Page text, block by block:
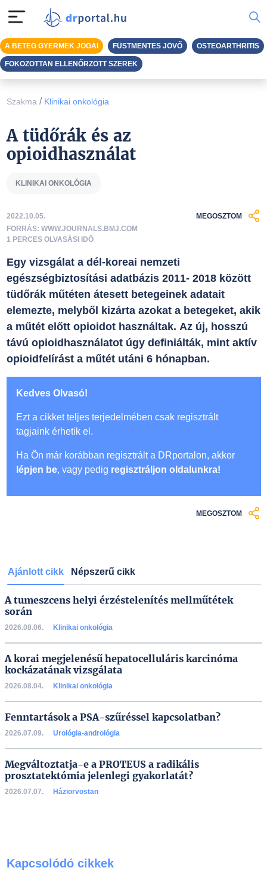
Szakma / Klinikai onkológia
A tüdőrák és az
opioidhasználat
KLINIKAI ONKOLÓGIA
2022.10.05.
FORRÁS: WWW.JOURNALS.BMJ.COM
1 PERCES OLVASÁSI IDŐ
MEGOSZTOM
Egy vizsgálat a dél-koreai nemzeti
egészségbiztosítási adatbázis 2011- 2018 között
tüdőrák műtéten átesett betegeinek adatait
elemezte, melyből kizárta azokat a betegeket, akik
a műtét előtt opioidot használtak. Az új, hosszú
távú opioidhasználatot úgy definiálták, mint aktív
opioidfelírást a műtét utáni 6 hónapban.
Kedves Olvasó!
Ezt a cikket teljes terjedelmében csak regisztrált
tagjaink érhetik el.
Ha Ön már korábban regisztrált a DRportalon, akkor
lépjen be, vagy pedig regisztráljon oldalunkra!
MEGOSZTOM
Ajánlott cikk Népszerű cikk
A tumeszcens helyi érzéstelenítés mellműtétek
során
2026.08.06. Klinikai onkológia
A korai megjelenésű hepatocelluláris karcinóma
kockázatának vizsgálata
2026.08.04. Klinikai onkológia
Fenntartások a PSA-szűréssel kapcsolatban?
2026.07.09. Urológia-andrológia
Megváltoztatja-e a PROTEUS a radikális
prosztatektómia jelenlegi gyakorlatát?
2026.07.07. Háziorvostan
Kapcsolódó cikkek
A BETEG GYERMEK JOGAI FÜSTMENTES JÖVŐ OSTEOARTHRITIS
FOKOZOTTAN ELLENŐRZÖTT SZEREK